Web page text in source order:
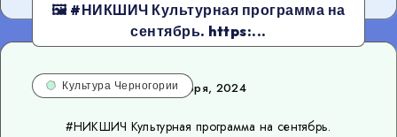
🖼 #НИКШИЧ Культурная программа на
сентябрь. https:...
Культура Черногории2 сентября, 2024
#НИКШИЧ Культурная программа на сентябрь.